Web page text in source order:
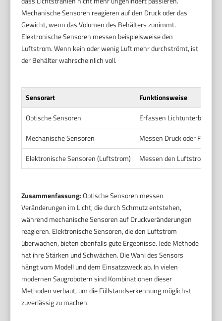
Mechanische Sensoren reagieren auf den Druck oder das
Gewicht, wenn das Volumen des Behälters zunimmt.
Elektronische Sensoren messen beispielsweise den
Luftstrom. Wenn kein oder wenig Luft mehr durchströmt, ist
der Behälter wahrscheinlich voll.
Sensorart
Funktionsweise
Optische Sensoren
Erfassen
Mechanische Sensoren
Messen Druck oder
Elektronische Sensoren (Luftstrom)
Messen den Luftstrom,
Zusammenfassung:Optische Sensoren messen
Veränderungen im Licht, die durch Schmutz entstehen,
während mechanische Sensoren auf Druckveränderungen
reagieren. Elektronische Sensoren, die den Luftstrom
überwachen, bieten ebenfalls gute Ergebnisse. Jede Methode
hat ihre Stärken und Schwächen. Die Wahl des Sensors
hängt vom Modell und dem Einsatzzweck ab. In vielen
modernen Saugrobotern sind Kombinationen dieser
Methoden verbaut, um die Füllstandserkennung möglichst
zuverlässig zu machen.